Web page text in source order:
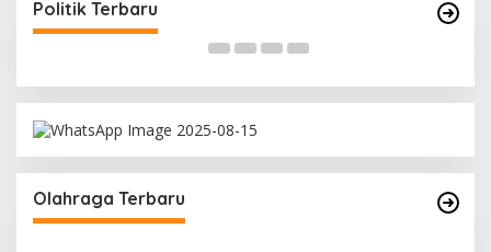
Politik Terbaru
Di Bangka Selatan, Politik
Olahraga Terbaru